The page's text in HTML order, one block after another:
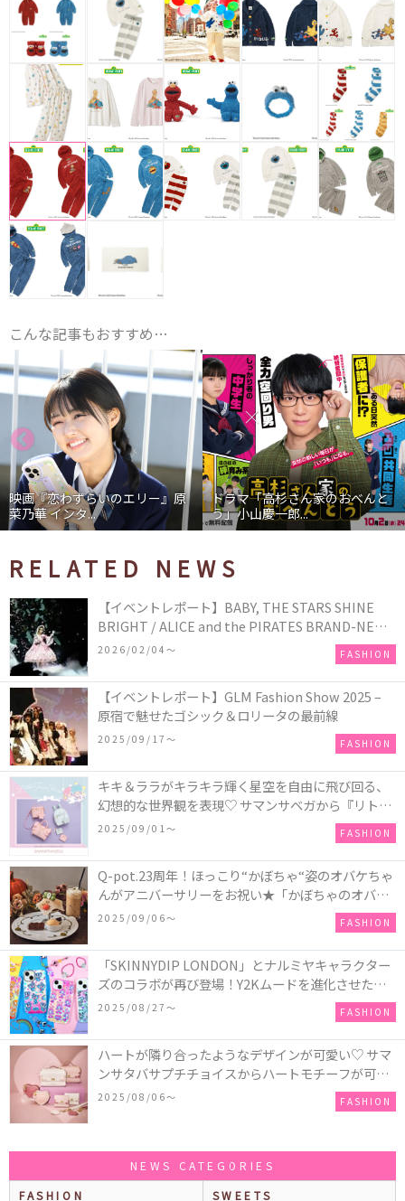
こんな記事もおすすめ…
映画『恋わずらいのエリー』原
菜乃華 インタ...
ドラマ「高杉さん家のおべんと
う」小山慶一郎...
RELATED NEWS
【イベントレポート】BABY, THE STARS SHINE
BRIGHT / ALICE and the PIRATES BRAND-NEW
COLLECTION in TOKYO
2026/02/04〜 FASHION
【イベントレポート】GLM Fashion Show 2025 –
原宿で魅せたゴシック＆ロリータの最前線
2025/09/17〜 FASHION
キキ＆ララがキラキラ輝く星空を自由に飛び回る、
幻想的な世界観を表現♡ サマンサベガから『リトル
ツインスターズ』50周年アニバーサリーイヤー』を
2025/09/01〜 FASHION
Q-pot.23周年！ほっこり“かぼちゃ“姿のオバケちゃ
んがアニバーサリーをお祝い★「かぼちゃのオバケ
ーキアクセサリー」が新発売！Q-pot CAFE.では
「かぼちゃのオバケーキプレート」も登場
2025/09/06〜 FASHION
「SKINNYDIP LONDON」とナルミヤキャラクター
ズのコラボが再び登場！Y2Kムードを進化させた新
作コレクションを発売♪
2025/08/27〜 FASHION
ハートが隣り合ったようなデザインが可愛い♡ サマ
ンサタバサプチチョイスからハートモチーフが可愛
いHeart Collectionが発売！
2025/08/06〜 FASHION
NEWS CATEGORIES
FASHION
SWEETS